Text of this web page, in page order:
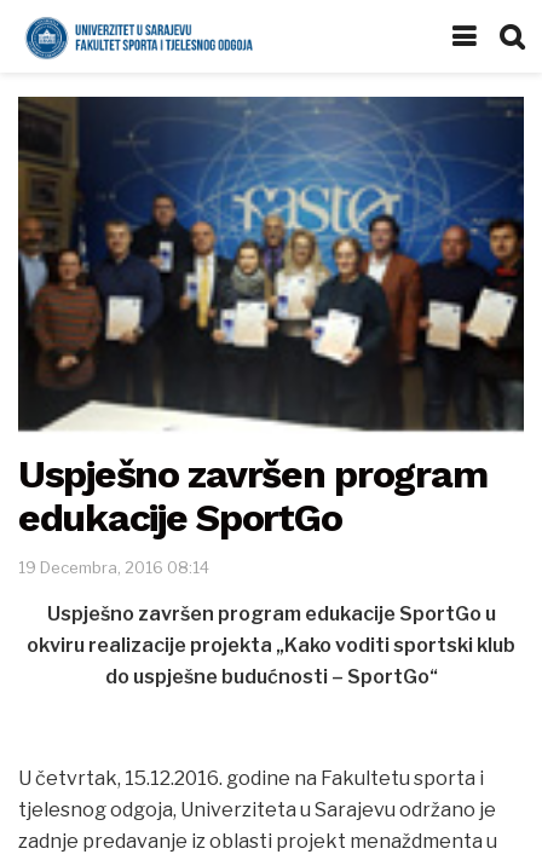
Uspješno završen program
edukacije SportGo
19 Decembra, 2016 08:14
Uspješno završen program edukacije SportGo u
okviru realizacije projekta „Kako voditi sportski klub
do uspješne budućnosti – SportGo“
U četvrtak, 15.12.2016. godine na Fakultetu sporta i
tjelesnog odgoja, Univerziteta u Sarajevu održano je
zadnje predavanje iz oblasti projekt menaždmenta u